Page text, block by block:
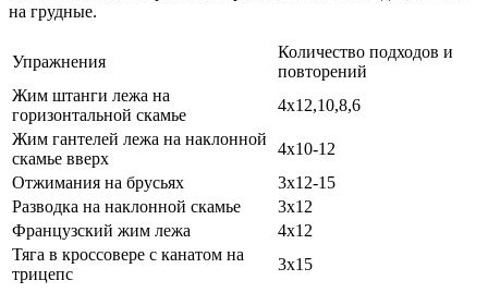
на грудные.
Упражнения
Количество подходов и
повторений
Жим штанги лежа на
горизонтальной скамье
4х12,10,8,6
Жим гантелей лежа на наклонной
скамье вверх
4х10-12
Отжимания на брусьях
3х12-15
Разводка на наклонной скамье
3х12
Французский жим лежа
4х12
Тяга в кроссовере с канатом на
трицепс
3х15